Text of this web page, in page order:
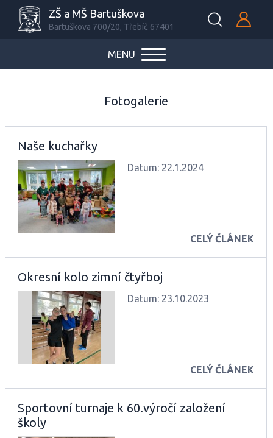
ZŠ a MŠ Bartuškova
Bartuškova 700/20, Třebíč 67401
MENU
Fotogalerie
Naše kuchařky
Datum: 22.1.2024
CELÝ ČLÁNEK
Okresní kolo zimní čtyřboj
Datum: 23.10.2023
CELÝ ČLÁNEK
Sportovní turnaje k 60.výročí založení
školy